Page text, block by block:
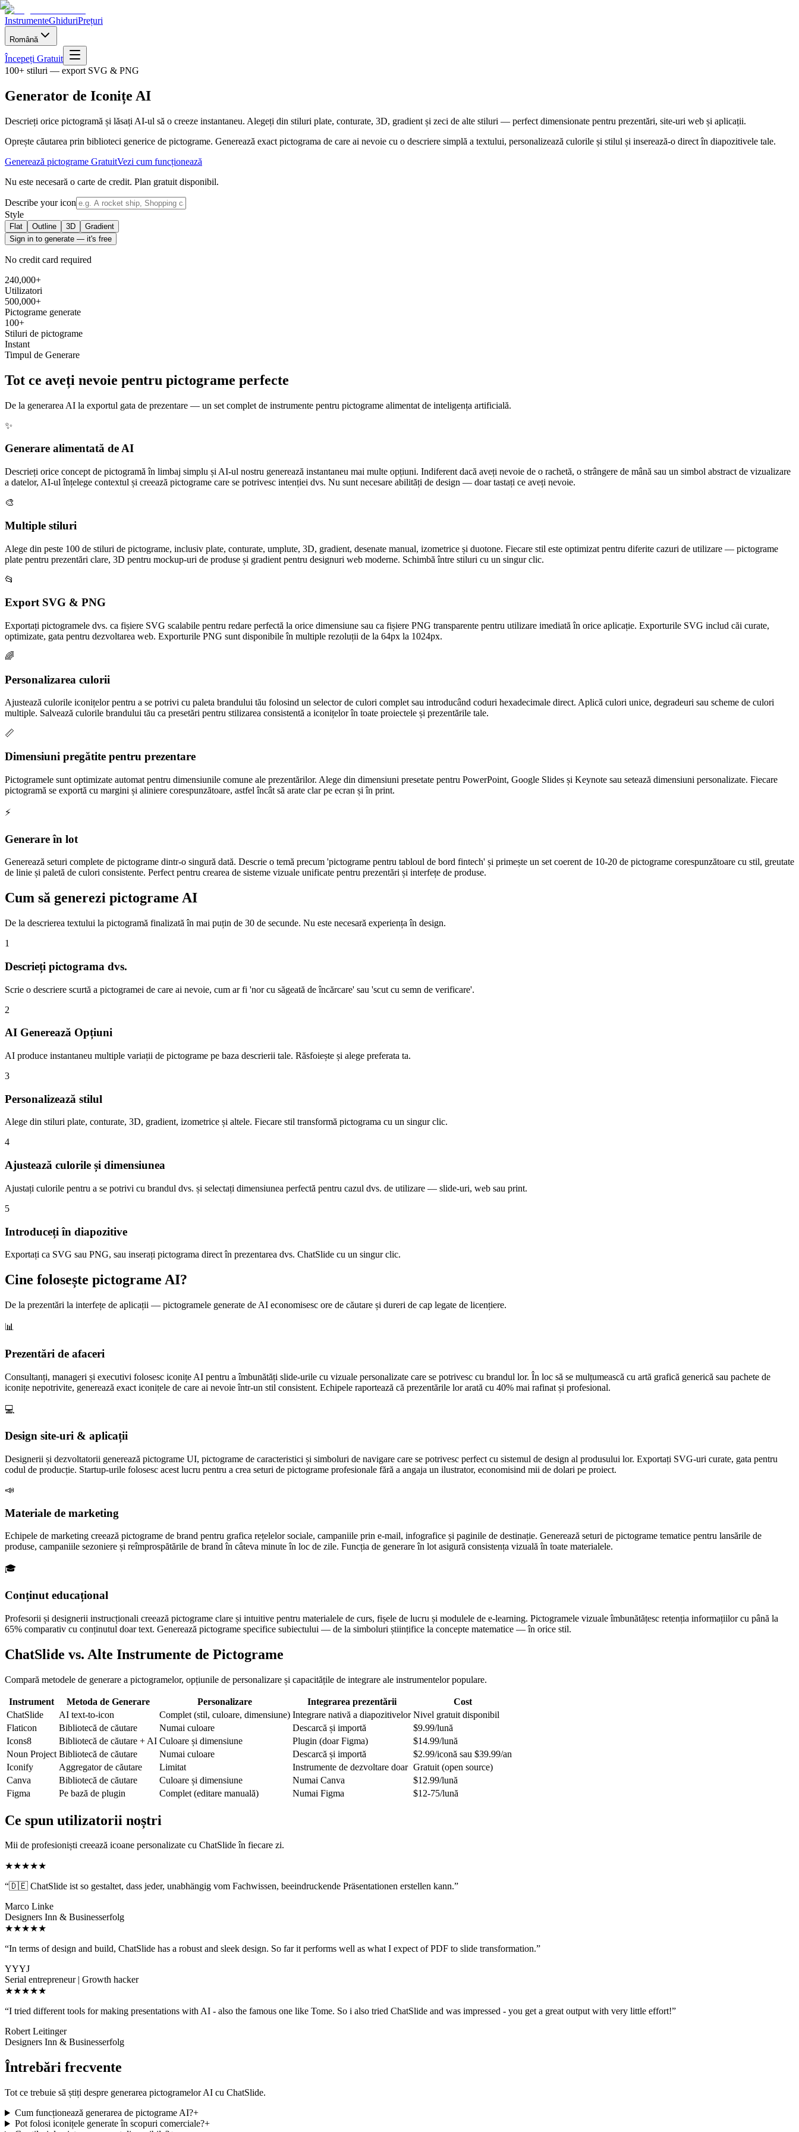
InstrumenteGhiduriPrețuri
Română
Începeți Gratuit
100+ stiluri — export SVG & PNG
Generator de Iconițe AI
Descrieți orice pictogramă și lăsați AI-ul să o creeze instantaneu. Alegeți din stiluri plate, conturate, 3D, gradient și zeci de alte stiluri — perfect dimensionate pentru prezentări, site-uri web și aplicații.
Oprește căutarea prin biblioteci generice de pictograme. Generează exact pictograma de care ai nevoie cu o descriere simplă a textului, personalizează culorile și stilul și inserează-o direct în diapozitivele tale.
Generează pictograme GratuitVezi cum funcționează
Nu este necesară o carte de credit. Plan gratuit disponibil.
Describe your icon
Style
Flat Outline 3D
Gradient
Sign in to generate — it's free
No credit card required
240,000+
Utilizatori
500,000+
Pictograme generate
100+
Stiluri de pictograme
Instant
Timpul de Generare
Tot ce aveți nevoie pentru pictograme perfecte
De la generarea AI la exportul gata de prezentare — un set complet de instrumente pentru pictograme alimentat de inteligența artificială.
✨
Generare alimentată de AI
Descrieți orice concept de pictogramă în limbaj simplu și AI-ul nostru generează instantaneu mai multe opțiuni. Indiferent dacă aveți nevoie de o rachetă, o strângere de mână sau un simbol abstract de vizualizare
a datelor, AI-ul înțelege contextul și creează pictograme care se potrivesc intenției dvs. Nu sunt necesare abilități de design — doar tastați ce aveți nevoie.
🎨
Multiple stiluri
Alege din peste 100 de stiluri de pictograme, inclusiv plate, conturate, umplute, 3D, gradient, desenate manual, izometrice și duotone. Fiecare stil este optimizat pentru diferite cazuri de utilizare — pictograme
plate pentru prezentări clare, 3D pentru mockup-uri de produse și gradient pentru designuri web moderne. Schimbă între stiluri cu un singur clic.
📂
Export SVG & PNG
Exportați pictogramele dvs. ca fișiere SVG scalabile pentru redare perfectă la orice dimensiune sau ca fișiere PNG transparente pentru utilizare imediată în orice aplicație. Exporturile SVG includ căi curate,
optimizate, gata pentru dezvoltarea web. Exporturile PNG sunt disponibile în multiple rezoluții de la 64px la 1024px.
🌈
Personalizarea culorii
Ajustează culorile iconițelor pentru a se potrivi cu paleta brandului tău folosind un selector de culori complet sau introducând coduri hexadecimale direct. Aplică culori unice, degradeuri sau scheme de culori
multiple. Salvează culorile brandului tău ca presetări pentru stilizarea consistentă a iconițelor în toate proiectele și prezentările tale.
📏
Dimensiuni pregătite pentru prezentare
Pictogramele sunt optimizate automat pentru dimensiunile comune ale prezentărilor. Alege din dimensiuni presetate pentru PowerPoint, Google Slides și Keynote sau setează dimensiuni personalizate. Fiecare
pictogramă se exportă cu margini și aliniere corespunzătoare, astfel încât să arate clar pe ecran și în print.
⚡
Generare în lot
Generează seturi complete de pictograme dintr-o singură dată. Descrie o temă precum 'pictograme pentru tabloul de bord fintech' și primește un set coerent de 10-20 de pictograme corespunzătoare cu stil, greutate
de linie și paletă de culori consistente. Perfect pentru crearea de sisteme vizuale unificate pentru prezentări și interfețe de produse.
Cum să generezi pictograme AI
De la descrierea textului la pictogramă finalizată în mai puțin de 30 de secunde. Nu este necesară experiența în design.
1
Descrieți pictograma dvs.
Scrie o descriere scurtă a pictogramei de care ai nevoie, cum ar fi 'nor cu săgeată de încărcare' sau 'scut cu semn de verificare'.
2
AI Generează Opțiuni
AI produce instantaneu multiple variații de pictograme pe baza descrierii tale. Răsfoiește și alege preferata ta.
3
Personalizează stilul
Alege din stiluri plate, conturate, 3D, gradient, izometrice și altele. Fiecare stil transformă pictograma cu un singur clic.
4
Ajustează culorile și dimensiunea
Ajustați culorile pentru a se potrivi cu brandul dvs. și selectați dimensiunea perfectă pentru cazul dvs. de utilizare — slide-uri, web sau print.
5
Introduceți în diapozitive
Exportați ca SVG sau PNG, sau inserați pictograma direct în prezentarea dvs. ChatSlide cu un singur clic.
Cine folosește pictograme AI?
De la prezentări la interfețe de aplicații — pictogramele generate de AI economisesc ore de căutare și dureri de cap legate de licențiere.
📊
Prezentări de afaceri
Consultanți, manageri și executivi folosesc iconițe AI pentru a îmbunătăți slide-urile cu vizuale personalizate care se potrivesc cu brandul lor. În loc să se mulțumească cu artă grafică generică sau pachete de
iconițe nepotrivite, generează exact iconițele de care ai nevoie într-un stil consistent. Echipele raportează că prezentările lor arată cu 40% mai rafinat și profesional.
💻
Design site-uri & aplicații
Designerii și dezvoltatorii generează pictograme UI, pictograme de caracteristici și simboluri de navigare care se potrivesc perfect cu sistemul de design al produsului lor. Exportați SVG-uri curate, gata pentru
codul de producție. Startup-urile folosesc acest lucru pentru a crea seturi de pictograme profesionale fără a angaja un ilustrator, economisind mii de dolari pe proiect.
📣
Materiale de marketing
Echipele de marketing creează pictograme de brand pentru grafica rețelelor sociale, campaniile prin e-mail, infografice și paginile de destinație. Generează seturi de pictograme tematice pentru lansările de
produse, campaniile sezoniere și reîmprospătările de brand în câteva minute în loc de zile. Funcția de generare în lot asigură consistența vizuală în toate materialele.
🎓
Conținut educațional
Profesorii și designerii instrucționali creează pictograme clare și intuitive pentru materialele de curs, fișele de lucru și modulele de e-learning. Pictogramele vizuale îmbunătățesc retenția informațiilor cu până la
65% comparativ cu conținutul doar text. Generează pictograme specifice subiectului — de la simboluri științifice la concepte matematice — în orice stil.
ChatSlide vs. Alte Instrumente de Pictograme
Compară metodele de generare a pictogramelor, opțiunile de personalizare și capacitățile de integrare ale instrumentelor populare.
Instrument Metoda de Generare Personalizare Integrarea prezentării
Cost
ChatSlide
AI text-to-icon Complet (stil, culoare, dimensiune) Integrare nativă a diapozitivelor Nivel gratuit disponibil
Flaticon
Bibliotecă de căutare Numai culoare Descarcă și importă
$9.99/lună
Icons8
Bibliotecă de căutare + AI Culoare și dimensiune Plugin (doar Figma)
$14.99/lună
Noun Project Bibliotecă de căutare Numai culoare Descarcă și importă
$2.99/iconă sau $39.99/an
Iconify
Aggregator de căutare Limitat Instrumente de dezvoltare doar Gratuit (open source)
Canva
Bibliotecă de căutare Culoare și dimensiune Numai Canva
$12.99/lună
Figma
Pe bază de plugin Complet (editare manuală) Numai Figma $12-75/lună
Ce spun utilizatorii noștri
Mii de profesioniști creează icoane personalizate cu ChatSlide în fiecare zi.
★★★★★
“🇩🇪 ChatSlide ist so gestaltet, dass jeder, unabhängig vom Fachwissen, beeindruckende Präsentationen erstellen kann.”
Marco Linke
Designers Inn & Businesserfolg
★★★★★
“In terms of design and build, ChatSlide has a robust and sleek design. So far it performs well as what I expect of PDF to slide transformation.”
YYYJ
Serial entrepreneur | Growth hacker
★★★★★
“I tried different tools for making presentations with AI - also the famous one like Tome. So i also tried ChatSlide and was impressed - you get a great output with very little effort!”
Robert Leitinger
Designers Inn & Businesserfolg
Întrebări frecvente
Tot ce trebuie să știți despre generarea pictogramelor AI cu ChatSlide.
Cum funcționează generarea de pictograme AI?+
Pot folosi iconițele generate în scopuri comerciale?+